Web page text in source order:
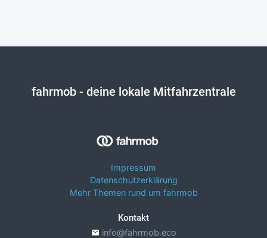
fahrmob- deine lokale Mitfahrzentrale
Impressum
Datenschutzerklärung
Mehr Themen rund um fahrmob
Kontakt
info@fahrmob.eco